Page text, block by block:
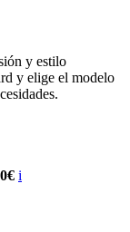
y estilo
y elige el modelo
i